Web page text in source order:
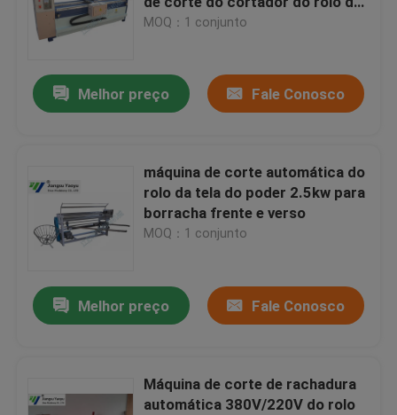
tela da eficiência elevada
MOQ：1 conjunto
Melhor preço Fale Conosco
máquina de corte automática do
rolo da tela do poder 2.5kw para
borracha frente e verso
MOQ：1 conjunto
Melhor preço Fale Conosco
Máquina de corte de rachadura
automática 380V/220V do rolo